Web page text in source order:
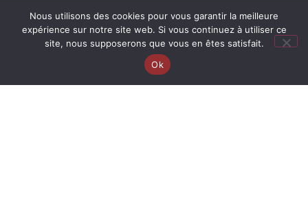
Nous utilisons des cookies pour vous garantir la meilleure
expérience sur notre site web. Si vous continuez à utiliser ce
site, nous supposerons que vous en êtes satisfait.
Ok